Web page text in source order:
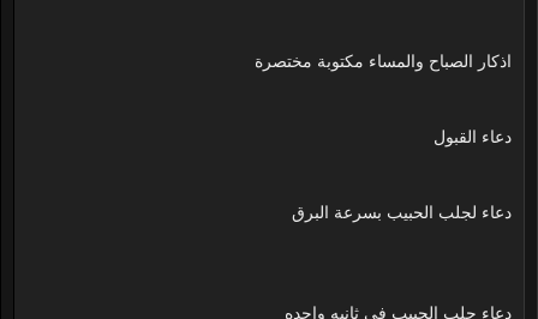
اذكار الصباح والمساء مكتوبة مختصرة
دعاء القبول
دعاء لجلب الحبيب بسرعة البرق
دعاء جلب الحبيب في ثانيه واحده